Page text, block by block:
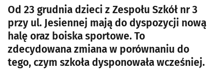
Od 23 grudnia dzieci z Zespołu Szkół nr 3
przy ul. Jesiennej mają do dyspozycji nową
halę oraz boiska sportowe. To
zdecydowana zmiana w porównaniu do
tego, czym szkoła dysponowała wcześniej.